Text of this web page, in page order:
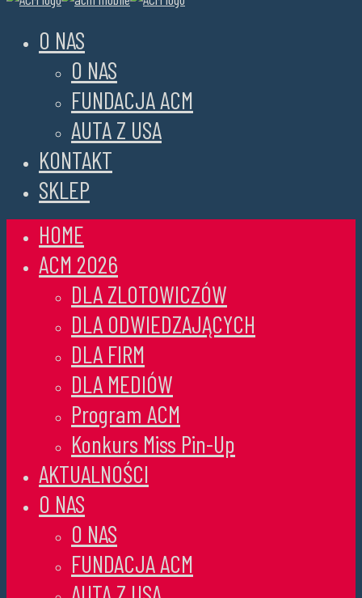
O NAS
O NAS
FUNDACJA ACM
AUTA Z USA
KONTAKT
SKLEP
HOME
ACM 2026
DLA ZLOTOWICZÓW
DLA ODWIEDZAJĄCYCH
DLA FIRM
DLA MEDIÓW
Program ACM
Konkurs Miss Pin-Up
AKTUALNOŚCI
O NAS
O NAS
FUNDACJA ACM